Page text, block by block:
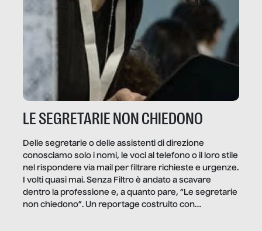
LE SEGRETARIE NON CHIEDONO
Delle segretarie o delle assistenti di direzione
conosciamo solo i nomi, le voci al telefono o il loro stile
nel rispondere via mail per filtrare richieste e urgenze.
I volti quasi mai. Senza Filtro è andato a scavare
dentro la professione e, a quanto pare, “Le segretarie
non chiedono”. Un reportage costruito con